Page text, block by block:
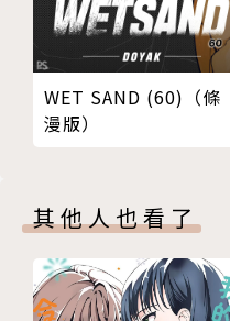
WET SAND (60)（條
漫版）
其他人也看了